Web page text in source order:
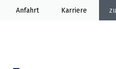
Anfahrt Karriere